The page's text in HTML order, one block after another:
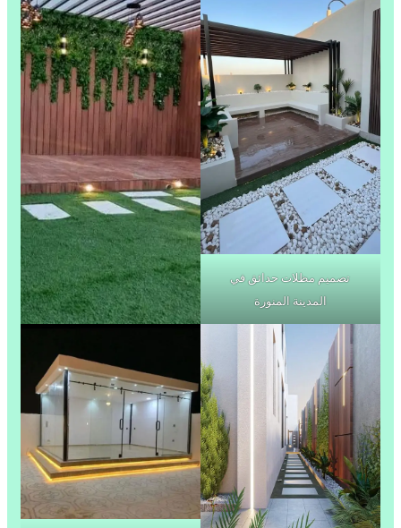
تصميم مظلات حدائق في
المدينة المنورة